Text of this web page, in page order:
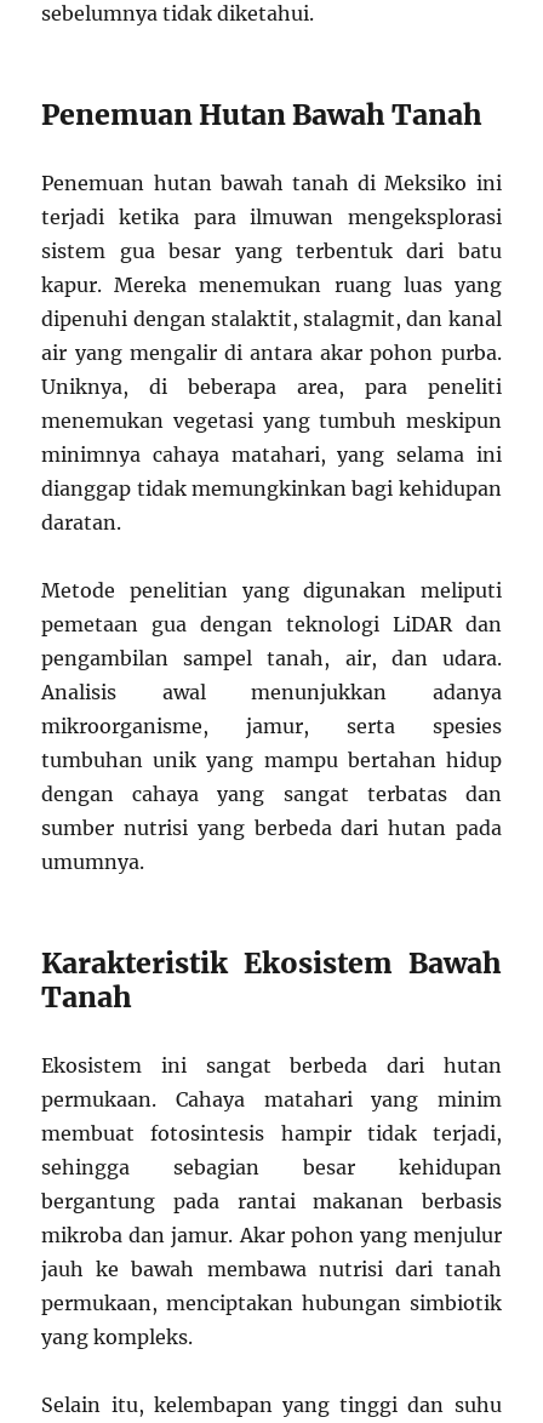
sebelumnya tidak diketahui.
Penemuan Hutan Bawah Tanah
Penemuan hutan bawah tanah di Meksiko ini
terjadi ketika para ilmuwan mengeksplorasi
sistem gua besar yang terbentuk dari batu
kapur. Mereka menemukan ruang luas yang
dipenuhi dengan stalaktit, stalagmit, dan kanal
air yang mengalir di antara akar pohon purba.
Uniknya, di beberapa area, para peneliti
menemukan vegetasi yang tumbuh meskipun
minimnya cahaya matahari, yang selama ini
dianggap tidak memungkinkan bagi kehidupan
daratan.
Metode penelitian yang digunakan meliputi
pemetaan gua dengan teknologi LiDAR dan
pengambilan sampel tanah, air, dan udara.
Analisis awal menunjukkan adanya
mikroorganisme, jamur, serta spesies
tumbuhan unik yang mampu bertahan hidup
dengan cahaya yang sangat terbatas dan
sumber nutrisi yang berbeda dari hutan pada
umumnya.
Karakteristik Ekosistem Bawah
Tanah
Ekosistem ini sangat berbeda dari hutan
permukaan. Cahaya matahari yang minim
membuat fotosintesis hampir tidak terjadi,
sehingga sebagian besar kehidupan
bergantung pada rantai makanan berbasis
mikroba dan jamur. Akar pohon yang menjulur
jauh ke bawah membawa nutrisi dari tanah
permukaan, menciptakan hubungan simbiotik
yang kompleks.
Selain itu, kelembapan yang tinggi dan suhu